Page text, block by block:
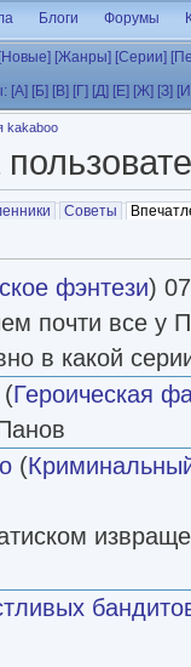
Блоги Форумы
[Новые] [Жанры] [Серии]
[А] [Б] [В] [Г] [Д] [Е] [Ж] [З]
kakaboo
Советы
фэнтези)
почти все у
в какой
(Героическая
(